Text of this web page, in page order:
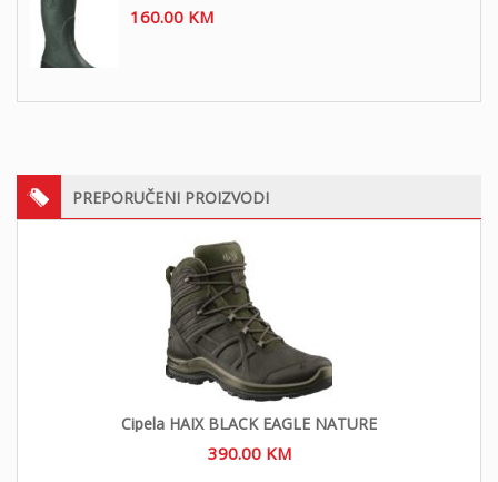
160.00 KM
PREPORUČENI PROIZVODI
Cipela HAIX BLACK EAGLE NATURE
390.00 KM